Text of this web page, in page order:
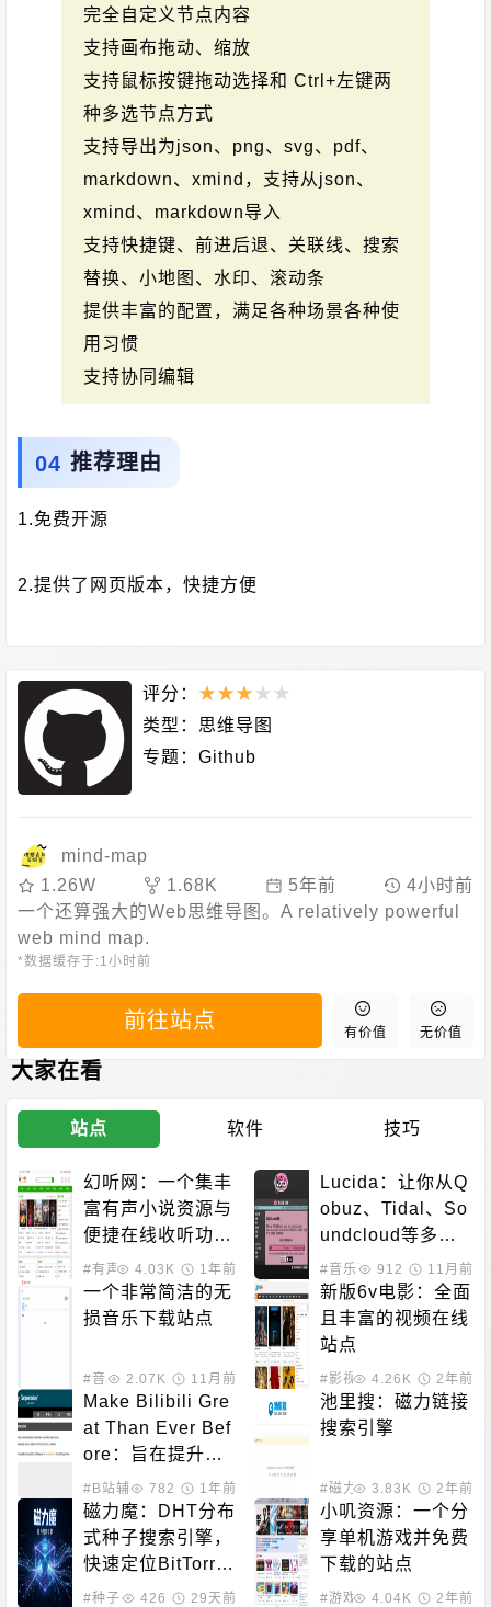
完全自定义节点内容
支持画布拖动、缩放
支持鼠标按键拖动选择和 Ctrl+左键两
种多选节点方式
支持导出为json、png、svg、pdf、
markdown、xmind，支持从json、
xmind、markdown导入
支持快捷键、前进后退、关联线、搜索
替换、小地图、水印、滚动条
提供丰富的配置，满足各种场景各种使
用习惯
支持协同编辑
推荐理由
1.免费开源
2.提供了网页版本，快捷方便
评分： ★★★ ★ ★
类型： 思维导图
专题： Github
mind-map
1.26W
1.68K 5年前
4小时前
一个还算强大的Web思维导图。A relatively powerful
web mind map.
*数据缓存于: 1小时前
前往站点 有价值 无价值
大家在看
站点 软件 技巧
幻听网：一个集丰
富有声小说资源与
便捷在线收听功能
于一体的平台
#有声小说4.03K 1年前
Lucida：让你从Q
obuz、Tidal、So
undcloud等多个
主流音乐平台免费
下载高质量音乐的
网站
#音乐下载912 11月前
一个非常简洁的无
损音乐下载站点
#音乐下载
2.07K 11月前
新版6v电影：全面
且丰富的视频在线
站点
#影视下载 #在线影音
4.26K 2年前
Make Bilibili Gre
at Than Ever Bef
ore：旨在提升Bili
bili用户体验，防
止日志报告和用户
跟踪
#B站辅助 782 1年前
池里搜：磁力链接
搜索引擎
#磁力搜索3.83K 2年前
磁力魔：DHT分布
式种子搜索引擎，
快速定位BitTorre
nt资源
#种子下载 #磁力搜索
426 29天前
小叽资源：一个分
享单机游戏并免费
下载的站点
#游戏下载4.04K 2年前